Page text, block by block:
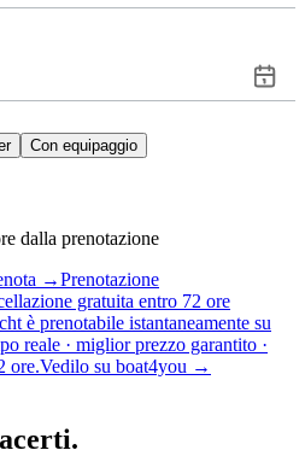
Con equipaggio
dalla prenotazione
→Prenotazione
gratuita entro 72 ore
è prenotabile istantaneamente su
reale · miglior prezzo garantito ·
ore.Vedilo su boat4you →